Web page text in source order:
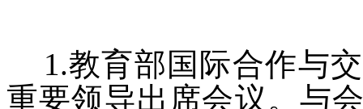
1.教育部国际合作与
重要领导出席会议。与